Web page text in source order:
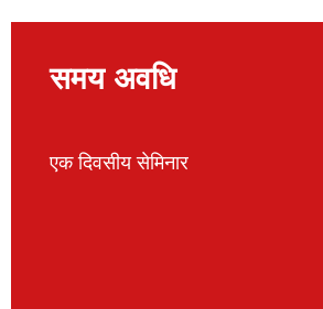
समय अवधि
एक दिवसीय सेमिनार